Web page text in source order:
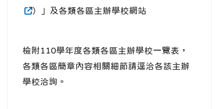
）」及各類各區主辦學校網站
檢附110學年度各類各區主辦學校一覽表，
各類各區簡章內容相關細節請逕洽各該主辦
學校洽詢。